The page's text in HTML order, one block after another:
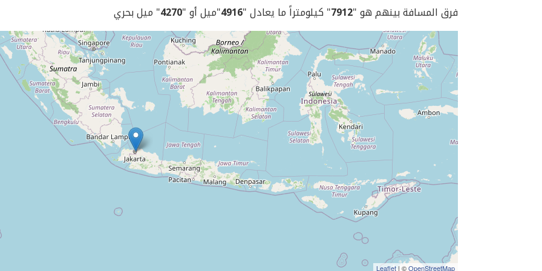
فرق المسافة بينهم هو "7912" كيلومتراً ما يعادل "4916"ميل أو "4270" ميل بحري
Leaflet | ©OpenStreetMap